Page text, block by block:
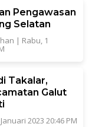
Pengawasan
Selatan
| Rabu, 1
Takalar,
Galut
2023 20:46 PM